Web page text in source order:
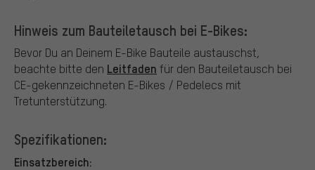
Hinweis zum Bauteiletausch bei E-Bikes:
Bevor Du an Deinem E-Bike Bauteile austauschst,
beachte bitte den Leitfaden für den Bauteiletausch bei
CE-gekennzeichneten E-Bikes / Pedelecs mit
Tretunterstützung.
Spezifikationen:
Einsatzbereich: